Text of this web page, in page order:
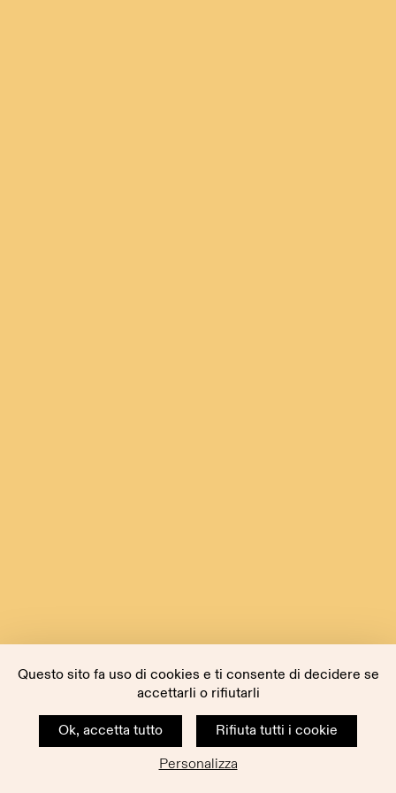
Questo sito fa uso di cookies e ti consente di decidere se
accettarli o rifiutarli
Ok, accetta tutto
Rifiuta tutti i cookie
Personalizza